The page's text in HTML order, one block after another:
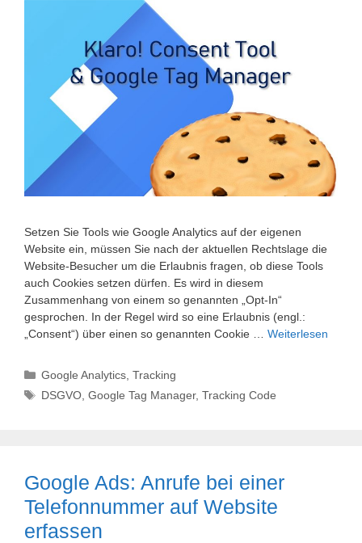
Setzen Sie Tools wie Google Analytics auf der eigenen
Website ein, müssen Sie nach der aktuellen Rechtslage die
Website-Besucher um die Erlaubnis fragen, ob diese Tools
auch Cookies setzen dürfen. Es wird in diesem
Zusammenhang von einem so genannten „Opt-In“
gesprochen. In der Regel wird so eine Erlaubnis (engl.:
„Consent“) über einen so genannten Cookie … Weiterlesen
Kategorien
Google Analytics ,Tracking
Schlagwörter
DSGVO ,Google Tag Manager,Tracking Code
Google Ads: Anrufe bei einer
Telefonnummer auf Website
erfassen